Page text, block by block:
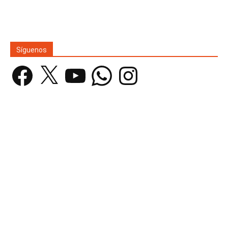
Síguenos
Facebook YouTube WhatsAppInstagram